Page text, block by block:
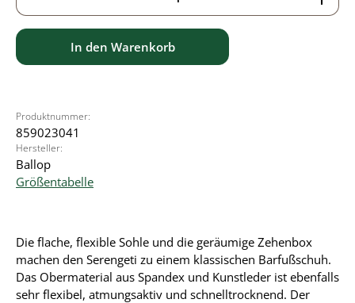
In den Warenkorb
Produktnummer:
859023041
Hersteller:
Ballop
Größentabelle
Die flache, flexible Sohle und die geräumige Zehenbox
machen den Serengeti zu einem klassischen Barfußschuh.
Das Obermaterial aus Spandex und Kunstleder ist ebenfalls
sehr flexibel, atmungsaktiv und schnelltrocknend. Der